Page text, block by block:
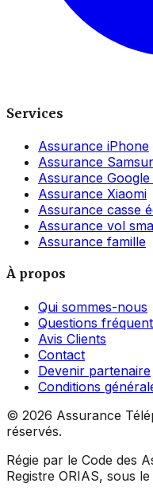
Services
Assurance iPhone
Assurance
Assurance Google
Assurance Xiaomi
Assurance casse
Assurance vol
Assurance famille
À propos
Qui sommes-nous
Questions
Avis Clients
Contact
Devenir partenaire
Conditions
© 2026 Assurance
réservés.
Régie par le Code des
Registre ORIAS, sous